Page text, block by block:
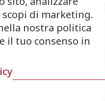
di marketing.
nostra politica
il tuo consenso in